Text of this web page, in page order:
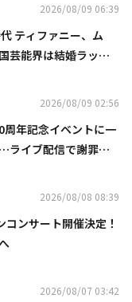
2026/08/09 06:39
ティファニー、ム
芸能界は結婚ラッシ
2026/08/09 02:56
周年記念イベントに一
ライブ配信で謝罪
2026/08/08 08:39
ンサート開催決定！
2026/08/07 03:42